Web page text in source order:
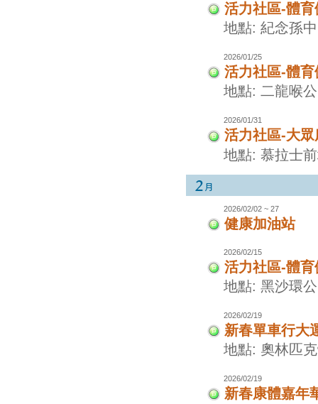
活力社區-體
地點: 紀念孫
2026/01/25
活力社區-體
地點: 二龍喉
2026/01/31
活力社區-大眾
地點: 慕拉士
2026/02/02 ~ 27
健康加油站
2026/02/15
活力社區-體
地點: 黑沙環
2026/02/19
新春單車行大
地點: 奧林匹
2026/02/19
新春康體嘉年